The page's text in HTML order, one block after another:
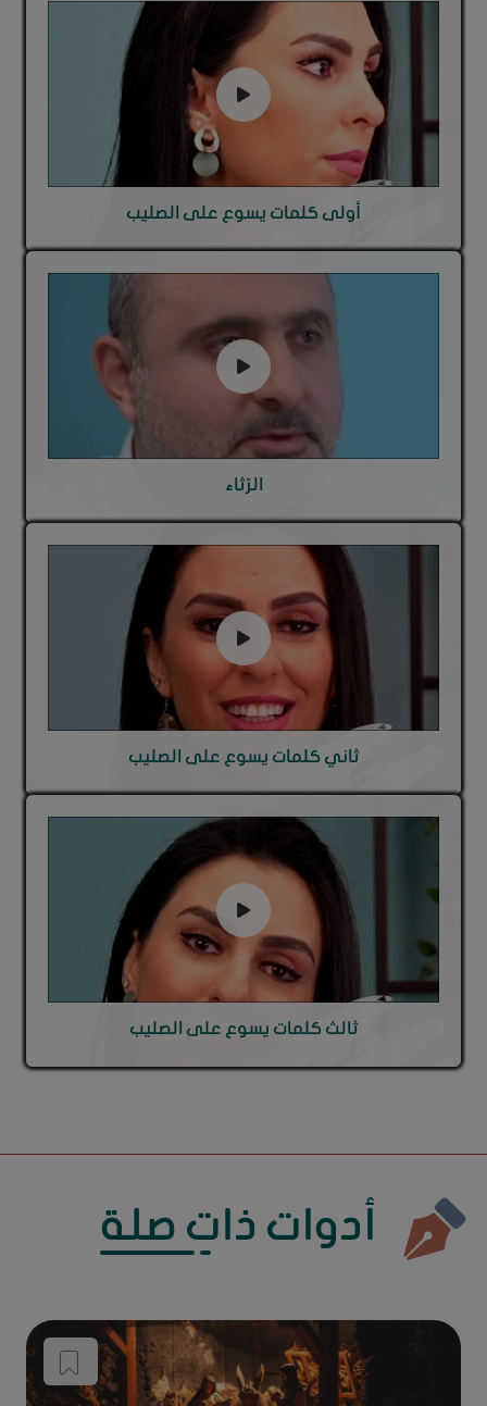
أولى كلمات يسوع على الصليب
الرّثاء
ثاني كلمات يسوع على الصليب
ثالث كلمات يسوع على الصليب
أدوات ذات صلة